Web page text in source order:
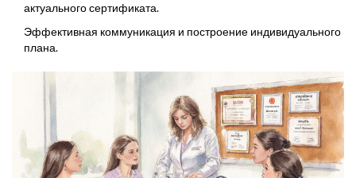
актуального сертификата.
Эффективная коммуникация и построение индивидуального
плана.